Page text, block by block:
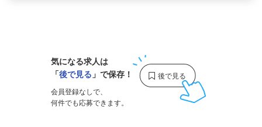
気になる求人は
「後で見る 」で保存！
会員登録なしで、
何件でも応募できます。